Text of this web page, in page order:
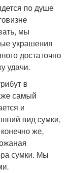
по душе
мы
украшения
достаточно
удачи.
в
самый
и
вид сумки,
же,
сумки. Мы